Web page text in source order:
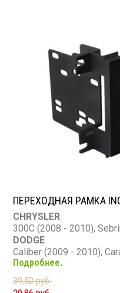
ПЕРЕХОДНАЯ РАМКА
CHRYSLER
300C (2008 - 2010),
DODGE
Caliber (2009 - 2010),
(2009 - 2010), Charger
2010), Nitro (2007 -
JEEP
Подробнее.
39,52 руб.